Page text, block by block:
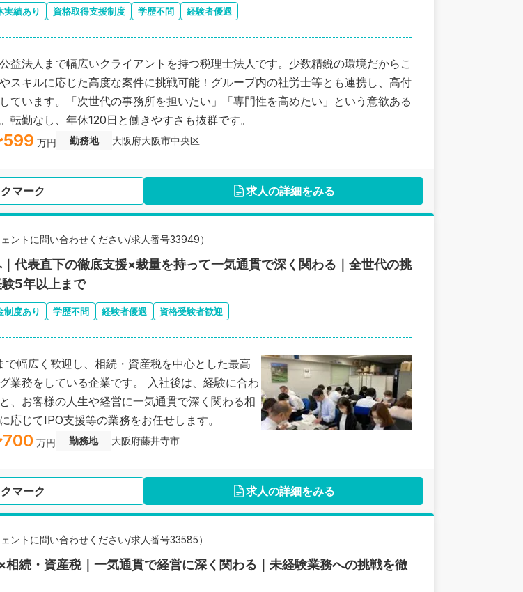
実績あり 資格取得支援制度 学歴不問 経験者優遇
益法人まで幅広いクライアントを持つ税理士法人です。少数精鋭の環境だからこ
スキルに応じた高度な案件に挑戦可能！グループ内の社労士等とも連携し、高付
ています。「次世代の事務所を担いたい」「専門性を高めたい」という意欲ある
転勤なし、年休120日と働きやすさも抜群です。
万円 勤務地 大阪府大阪市中央区
マーク 求人の詳細をみる
ントに問い合わせください/求人番号33949）
代表直下の徹底支援×裁量を持って一気通貫で深く関わる｜全世代の挑
5年以上まで
制度あり 学歴不問 経験者優遇 資格受験者歓迎
幅広く歓迎し、相続・資産税を中心とした最高
業務をしている企業です。 入社後は、経験に合わ
、お客様の人生や経営に一気通貫で深く関わる相
応じてIPO支援等の業務をお任せします。
万円 勤務地 大阪府藤井寺市
マーク 求人の詳細をみる
ントに問い合わせください/求人番号33585）
相続・資産税｜一気通貫で経営に深く関わる｜未経験業務への挑戦を徹